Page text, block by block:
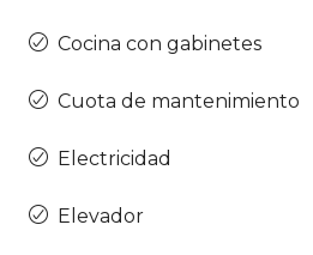
Cocina con gabinetes
Cuota de mantenimiento
Electricidad
Elevador